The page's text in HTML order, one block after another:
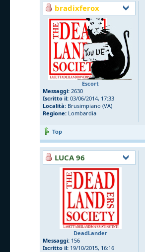
bradixferox
Escort
Messaggi: 2630
Iscritto il: 03/06/2014, 17:33
Località: Brusimpiano (VA)
Regione: Lombardia
Top
LUCA 96
DeadLander
Messaggi: 156
Iscritto il: 19/10/2015, 16:16